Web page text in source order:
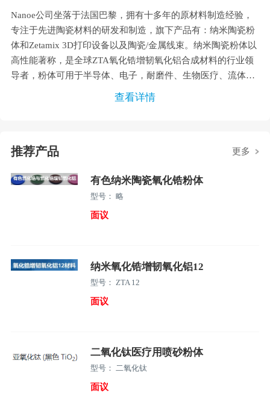
Nanoe公司坐落于法国巴黎，拥有十多年的原材料制造经验，
专注于先进陶瓷材料的研发和制造，旗下产品有：纳米陶瓷粉
体和Zetamix 3D打印设备以及陶瓷/金属线束。纳米陶瓷粉体以
高性能著称，是全球ZTA氧化锆增韧氧化铝合成材料的行业领
导者，粉体可用于半导体、电子，耐磨件、生物医疗、流体处
理等领域。其他纳米陶瓷粉体：ATZ，氧化铝，氧化锆，氧化
查看详情
推荐产品 更多
有色纳米陶瓷氧化锆粉体
型号： 略
面议
纳米氧化锆增韧氧化铝12
型号： ZTA 12
面议
二氧化钛医疗用喷砂粉体
型号： 二氧化钛
面议